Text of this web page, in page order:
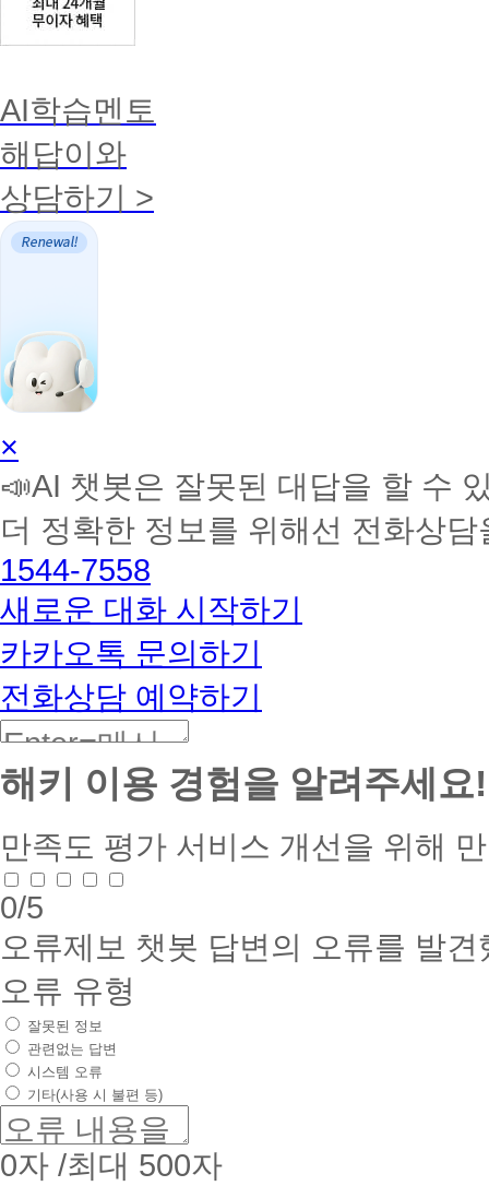
AI학습멘토
해답이와
상담하기 >
AI
학
습
토
커
BETA
×
📣AI 챗봇은 잘못된 대답을 할 수
더 정확한 정보를 위해선 전화상
1544-7558
새로운 대화 시작하기
카카오톡 문의하기
전화상담 예약하기
해키 이용 경험을 알려주세요!
만족도 평가 서비스 개선을 위해
0/5
오류제보 챗봇 답변의 오류를 발
오류 유형
잘못된 정보
관련없는 답변
시스템 오류
기타(사용 시 불편 등)
0자 /최대 500자